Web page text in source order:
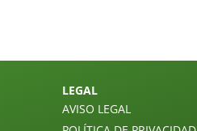
LEGAL
AVISO LEGAL